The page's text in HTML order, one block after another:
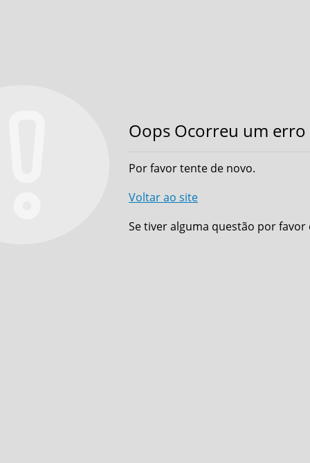
Oops Ocorreu um
Por favor tente de novo.
Voltar ao site
Se tiver alguma questão por favor